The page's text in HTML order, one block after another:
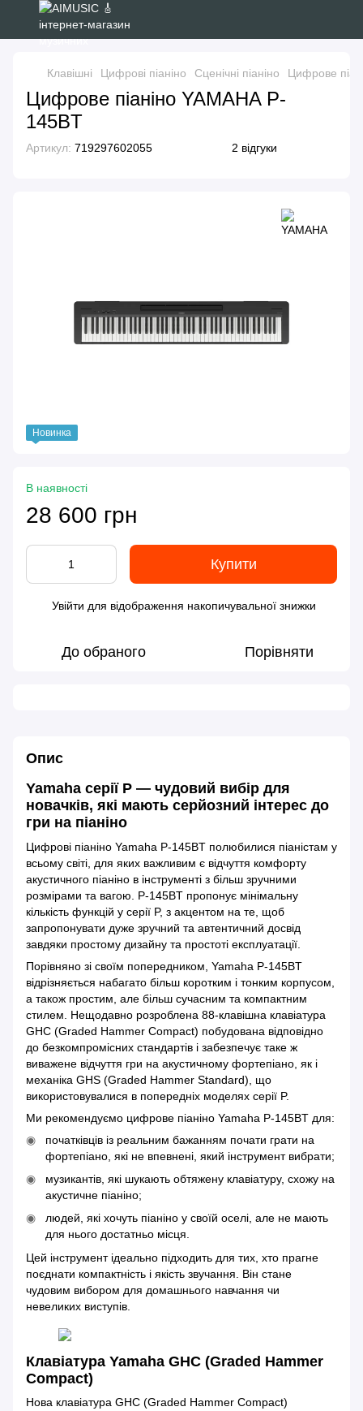
Клавішні Цифрові піаніно Сценічні піаніно Цифрове
Цифрове піаніно YAMAHA P-
145BT
Артикул: 719297602055 2 відгуки
Новинка
В наявності
28 600 грн
Купити
Увійти для відображення накопичувальної знижки
До обраного Порівняти
Опис
Yamaha серії P — чудовий вибір для
новачків, які мають серйозний інтерес до
гри на піаніно
Цифрові піаніно Yamaha P-145BT полюбилися піаністам у
всьому світі, для яких важливим є відчуття комфорту
акустичного піаніно в інструменті з більш зручними
розмірами та вагою. P-145BT пропонує мінімальну
кількість функцій у серії P, з акцентом на те, щоб
запропонувати дуже зручний та автентичний досвід
завдяки простому дизайну та простоті експлуатації.
Порівняно зі своїм попередником, Yamaha P-145BT
відрізняється набагато більш коротким і тонким корпусом,
а також простим, але більш сучасним та компактним
стилем. Нещодавно розроблена 88-клавішна клавіатура
GHC (Graded Hammer Compact) побудована відповідно
до безкомпромісних стандартів і забезпечує таке ж
виважене відчуття гри на акустичному фортепіано, як і
механіка GHS (Graded Hammer Standard), що
використовувалися в попередніх моделях серії P.
Ми рекомендуємо цифрове піаніно Yamaha P-145BT для:
початківців із реальним бажанням почати грати на
фортепіано, які не впевнені, який інструмент вибрати;
музикантів, які шукають обтяжену клавіатуру, схожу на
акустичне піаніно;
людей, які хочуть піаніно у своїй оселі, але не мають
для нього достатньо місця.
Цей інструмент ідеально підходить для тих, хто прагне
поєднати компактність і якість звучання. Він стане
чудовим вибором для домашнього навчання чи
невеликих виступів.
Клавіатура Yamaha GHC (Graded Hammer
Compact)
Нова клавіатура GHC (Graded Hammer Compact)